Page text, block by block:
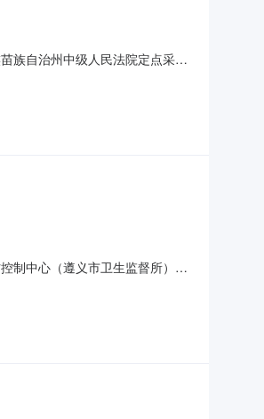
族自治州中级人民法院定点采购
：陈华
制中心（遵义市卫生监督所）定
监督所）联系